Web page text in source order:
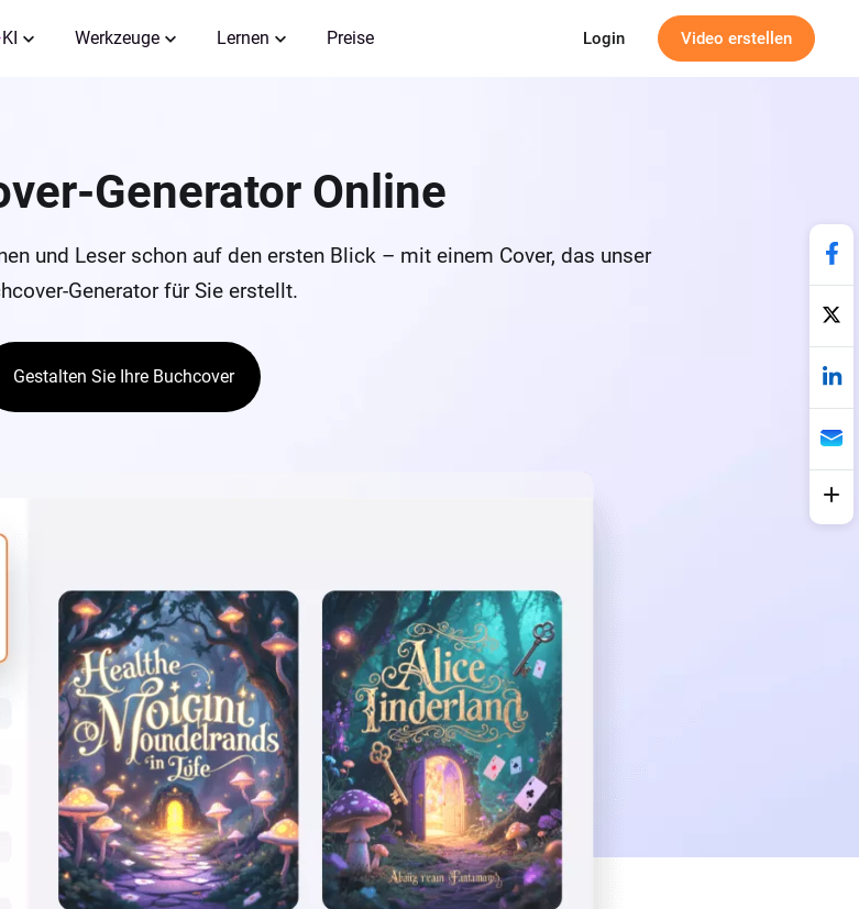
KI Werkzeuge Lernen Preise Login Video erstellen
Generator Online
und Leser schon auf den ersten Blick – mit einem Cover, das unser
Generator für Sie erstellt.
Gestalten Sie Ihre Buchcover